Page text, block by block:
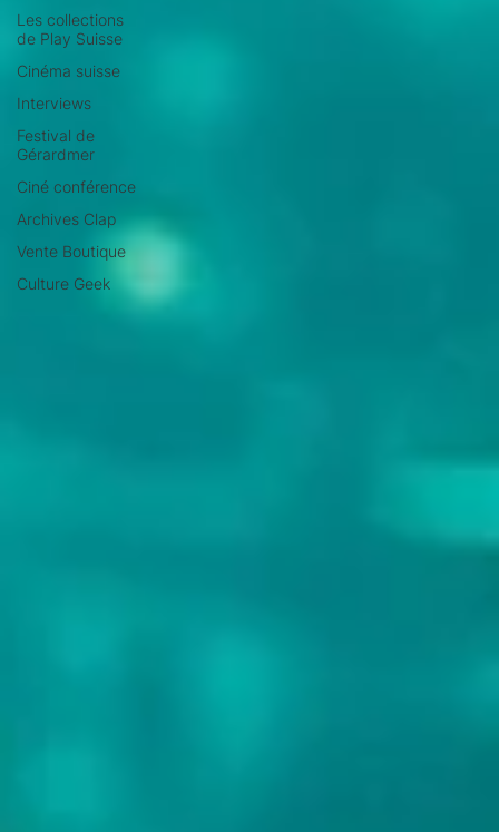
Les collections
de Play Suisse
Cinéma suisse
Interviews
Festival de
Gérardmer
Ciné conférence
Archives Clap
Vente Boutique
Culture Geek